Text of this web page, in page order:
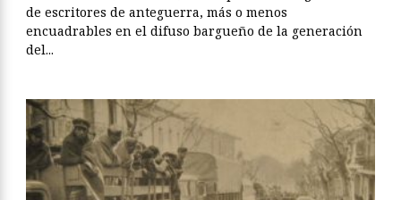
de escritores de anteguerra, más o menos
encuadrables en el difuso bargueño de la generación
del...